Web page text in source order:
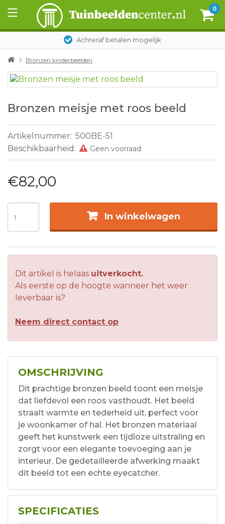
0
Achteraf betalen mogelijk
Bronzen kinderbeelden
Bronzen meisje met roos beeld
Artikelnummer: 500BE-51
Beschikbaarheid:
Geen voorraad
€82,00
In winkelwagen
Dit artikel is helaas uitverkocht.
Als eerste op de hoogte wanneer het weer
leverbaar is?
Neem direct contact op
OMSCHRIJVING
Dit prachtige bronzen beeld toont een meisje
dat liefdevol een roos vasthoudt. Het beeld
straalt warmte en tederheid uit, perfect voor
je woonkamer of hal. Het bronzen materiaal
geeft het kunstwerk een tijdloze uitstraling en
zorgt voor een elegante toevoeging aan je
interieur. De gedetailleerde afwerking maakt
dit beeld tot een echte eyecatcher.
SPECIFICATIES